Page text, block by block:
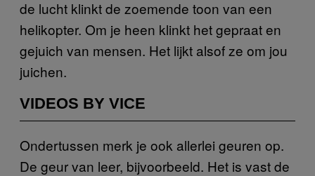
de lucht klinkt de zoemende toon van een
helikopter. Om je heen klinkt het gepraat en
gejuich van mensen. Het lijkt alsof ze om jou
juichen.
VIDEOS BY VICE
Ondertussen merk je ook allerlei geuren op.
De geur van leer, bijvoorbeeld. Het is vast de